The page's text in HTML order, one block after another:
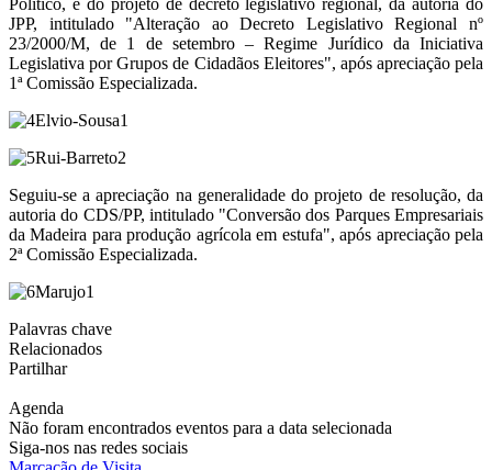
JPP, intitulado "Alteração ao Decreto Legislativo Regional nº
23/2000/M, de 1 de setembro – Regime Jurídico da Iniciativa
Legislativa por Grupos de Cidadãos Eleitores", após apreciação pela
1ª Comissão Especializada.
Seguiu-se a apreciação na generalidade do projeto de resolução, da
autoria do CDS/PP, intitulado "Conversão dos Parques Empresariais
da Madeira para produção agrícola em estufa", após apreciação pela
2ª Comissão Especializada.
Palavras chave
Relacionados
Partilhar
Agenda
Não foram encontrados eventos para a data selecionada
Siga-nos nas redes sociais